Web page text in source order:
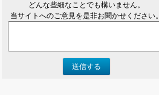
どんな些細なことでも構いません。
当サイトへのご意見を是非お聞かせください。
送信する